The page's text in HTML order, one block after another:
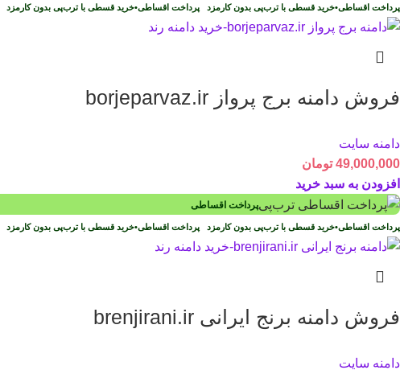
پرداخت اقساطی•خرید قسطی با ترب‌پی بدون کارمزد پرداخت اقساطی•خرید قسطی با ترب‌پی بدون کارمزد
فروش دامنه برج پرواز borjeparvaz.ir
دامنه سایت
49,000,000 تومان
افزودن به سبد خرید
پرداخت اقساطی
پرداخت اقساطی•خرید قسطی با ترب‌پی بدون کارمزد پرداخت اقساطی•خرید قسطی با ترب‌پی بدون کارمزد
فروش دامنه برنج ایرانی brenjirani.ir
دامنه سایت